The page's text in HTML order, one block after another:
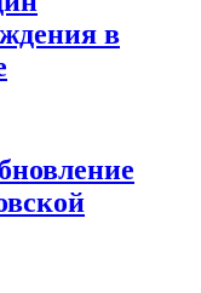
в